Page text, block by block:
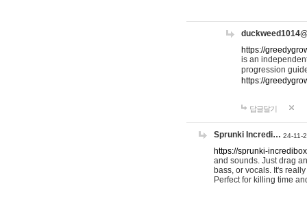
https://
is an
progression
https://
답글달기
Sprunki Incredi… 24-11-
https://sprunki-
and sounds. Just drag
bass, or vocals. It's
Perfect for killing time